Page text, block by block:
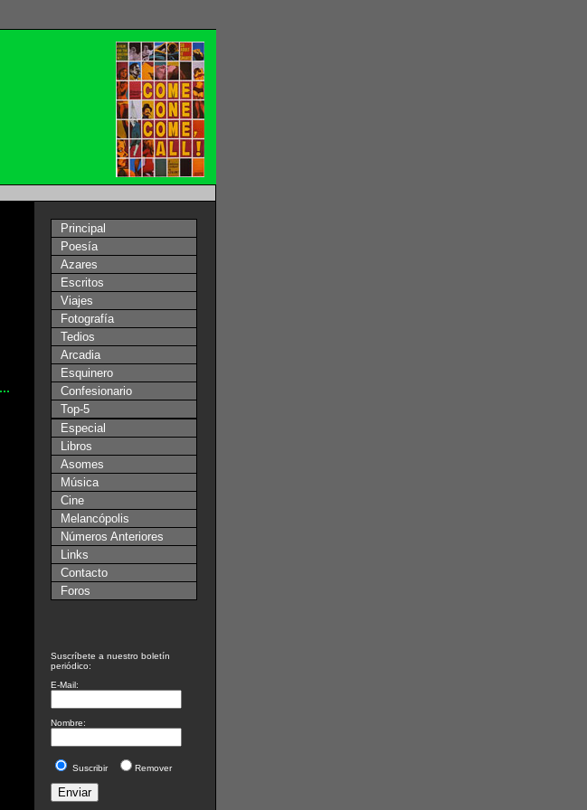
Principal
Poesía
Azares
Escritos
Viajes
Fotografía
Tedios
Arcadia
Esquinero
Confesionario
Top-5
Especial
Libros
Asomes
Música
Cine
Melancópolis
Números Anteriores
Links
Contacto
Foros
Suscríbete a nuestro boletín
periódico:
E-Mail:
Nombre:
Suscribir Remover